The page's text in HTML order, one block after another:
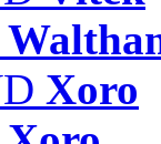
Xoro